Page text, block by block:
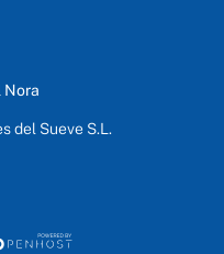
Nora
del Sueve S.L.